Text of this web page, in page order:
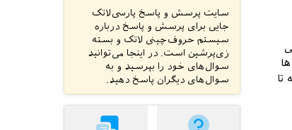
سایت پرسش و پاسخ پارسی‌لاتک
جایی برای پرسش و پاسخ درباره
سیستم حروف‌چینی لاتک و بسته
زی‌پرشین است. در اینجا می‌توانید
سوال‌های خود را بپرسید و به
سوال‌های دیگران پاسخ دهید.